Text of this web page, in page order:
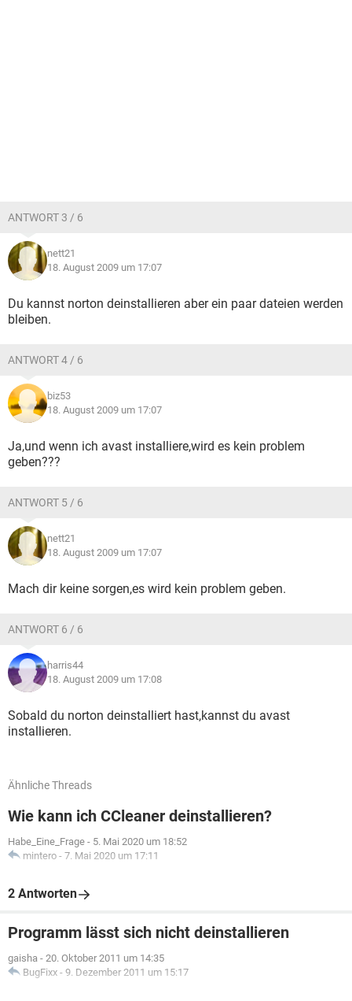
ANTWORT 3 / 6
nett21
18. August 2009 um 17:07
Du kannst norton deinstallieren aber ein paar dateien werden
bleiben.
ANTWORT 4 / 6
biz53
18. August 2009 um 17:07
Ja,und wenn ich avast installiere,wird es kein problem
geben???
ANTWORT 5 / 6
nett21
18. August 2009 um 17:07
Mach dir keine sorgen,es wird kein problem geben.
ANTWORT 6 / 6
harris44
18. August 2009 um 17:08
Sobald du norton deinstalliert hast,kannst du avast
installieren.
Ähnliche Threads
Wie kann ich CCleaner deinstallieren?
Habe_Eine_Frage - 5. Mai 2020 um 18:52
mintero - 7. Mai 2020 um 17:11
2 Antworten
Programm lässt sich nicht deinstallieren
gaisha - 20. Oktober 2011 um 14:35
BugFixx - 9. Dezember 2011 um 15:17